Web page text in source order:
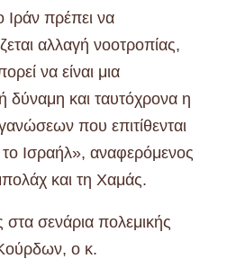
πρέπει να
αλλαγή νοοτροπίας,
να είναι μια
δύναμη και ταυτόχρονα η
που επιτίθενται
Ισραήλ», αναφερόμενος
και τη Χαμάς.
σενάρια πολεμικής
ο κ.